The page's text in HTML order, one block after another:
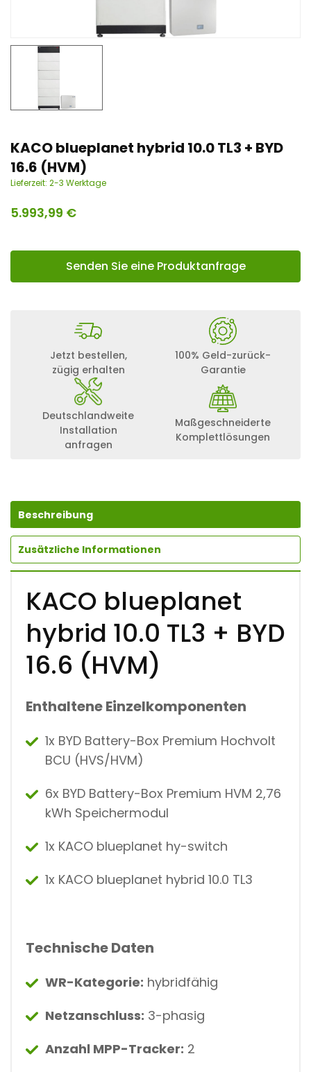
KACO blueplanet hybrid 10.0 TL3 + BYD
16.6 (HVM)
Lieferzeit: 2-3 Werktage
5.993,99 €
Senden Sie eine Produktanfrage
Jetzt bestellen,
zügig erhalten
100% Geld-zurück-
Garantie
Deutschlandweite
Installation
anfragen
Maßgeschneiderte
Komplettlösungen
Beschreibung
Zusätzliche Informationen
KACO blueplanet
hybrid 10.0 TL3 + BYD
16.6 (HVM)
Enthaltene Einzelkomponenten
1x BYD Battery-Box Premium Hochvolt
BCU (HVS/HVM)
6x BYD Battery-Box Premium HVM 2,76
kWh Speichermodul
1x KACO blueplanet hy-switch
1x KACO blueplanet hybrid 10.0 TL3
Technische Daten
WR-Kategorie: hybridfähig
Netzanschluss: 3-phasig
Anzahl MPP-Tracker: 2